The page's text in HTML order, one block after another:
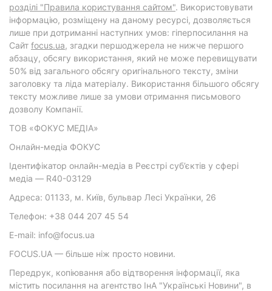
розділі "Правила користування сайтом". Використовувати
інформацію, розміщену на даному ресурсі, дозволяється
лише при дотриманні наступних умов: гіперпосилання на
Cайт focus.ua, згадки першоджерела не нижче першого
абзацу, обсягу використання, який не може перевищувати
50% від загального обсягу оригінального тексту, зміни
заголовку та ліда матеріалу. Використання більшого обсягу
тексту можливе лише за умови отримання письмового
дозволу Компанії.
ТОВ «ФОКУС МЕДІА»
Онлайн-медіа ФОКУС
Ідентифікатор онлайн-медіа в Реєстрі суб’єктів у сфері
медіа — R40-03129
Адреса: 01133, м. Київ, бульвар Лесі Українки, 26
Телефон: +38 044 207 45 54
E-mail: info@focus.ua
FOCUS.UA — більше ніж просто новини.
Передрук, копіювання або відтворення інформації, яка
містить посилання на агентство ІнА "Українські Новини", в